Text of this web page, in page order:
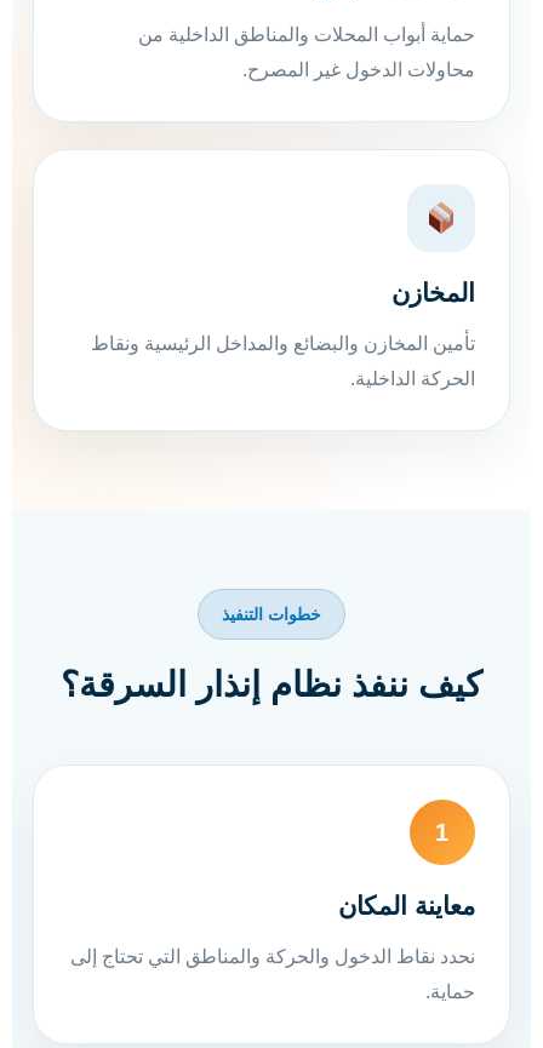
حماية أبواب المحلات والمناطق الداخلية من
محاولات الدخول غير المصرح.
المخازن
تأمين المخازن والبضائع والمداخل الرئيسية ونقاط
الحركة الداخلية.
خطوات التنفيذ
كيف ننفذ نظام إنذار السرقة؟
1
معاينة المكان
نحدد نقاط الدخول والحركة والمناطق التي تحتاج إلى
حماية.